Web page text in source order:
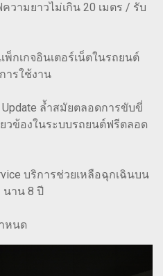
วามยาวไม่เกิน 20 เมตร / รับ
กเกจอินเตอร์เน็ตในรถยนต์
ารใช้งาน
ล้ำสมัยตลอดการขับขี่
วข้องในระบบรถยนต์ฟรีตลอด
บริการช่วยเหลือฉุกเฉินบน
นาน 8 ปี
หนด